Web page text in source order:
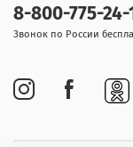
8-800-775-24-
Звонок по России